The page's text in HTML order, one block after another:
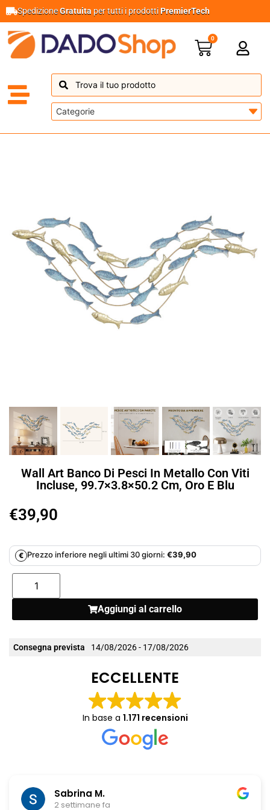
SpedizioneGratuita per tutti i prodottiPremierTech
0
Wall Art Banco Di Pesci In Metallo Con Viti
Incluse, 99.7×3.8×50.2 Cm, Oro E Blu
€39,90
€ Prezzo inferiore negli ultimi 30 giorni: €39,90
Aggiungi al carrello
Consegna prevista 14/08/2026 - 17/08/2026
ECCELLENTE
In base a 1.171 recensioni
Sabrina M.
2 settimane fa